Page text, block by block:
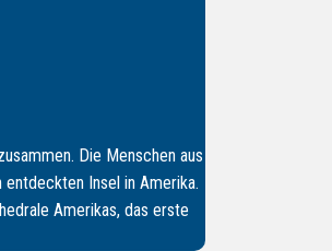
Die Menschen aus
Insel in Amerika.
Amerikas, das erste